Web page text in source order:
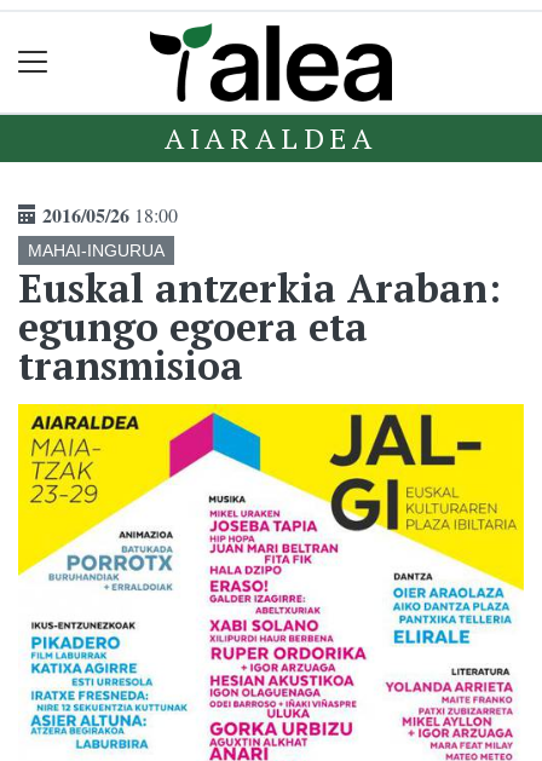
AIARALDEA
2016/05/26 18:00
MAHAI-INGURUA
Euskal antzerkia Araban:
egungo egoera eta
transmisioa